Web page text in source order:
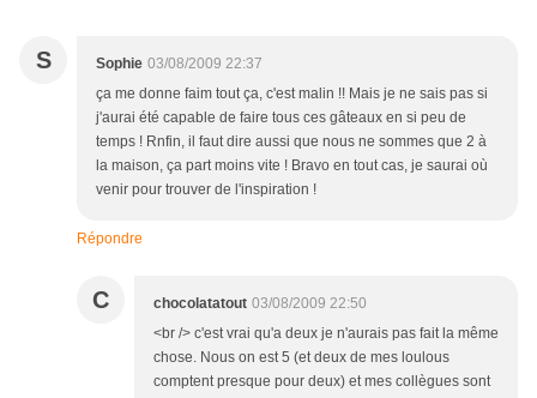
S Sophie 03/08/2009 22:37
ça me donne faim tout ça, c'est malin !! Mais je ne sais pas si
j'aurai été capable de faire tous ces gâteaux en si peu de
temps ! Rnfin, il faut dire aussi que nous ne sommes que 2 à
la maison, ça part moins vite ! Bravo en tout cas, je saurai où
venir pour trouver de l'inspiration !
Répondre
C chocolatatout 03/08/2009 22:50
<br /> c'est vrai qu'a deux je n'aurais pas fait la même
chose. Nous on est 5 (et deux de mes loulous
comptent presque pour deux) et mes collègues sont